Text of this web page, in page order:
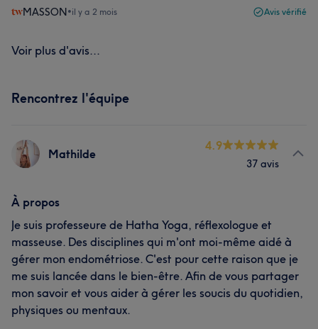
MASSON•il y a 2 mois Avis vérifié
Voir plus d'avis...
Rencontrez l'équipe
Mathilde
4.9
37 avis
À propos
Je suis professeure de Hatha Yoga, réflexologue et
masseuse. Des disciplines qui m'ont moi-même aidé à
gérer mon endométriose. C'est pour cette raison que je
me suis lancée dans le bien-être. Afin de vous partager
mon savoir et vous aider à gérer les soucis du quotidien,
physiques ou mentaux.